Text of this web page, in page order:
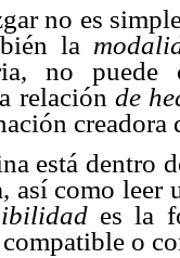
no es
la
no
relación de
está dentro
así como leer
es la
o